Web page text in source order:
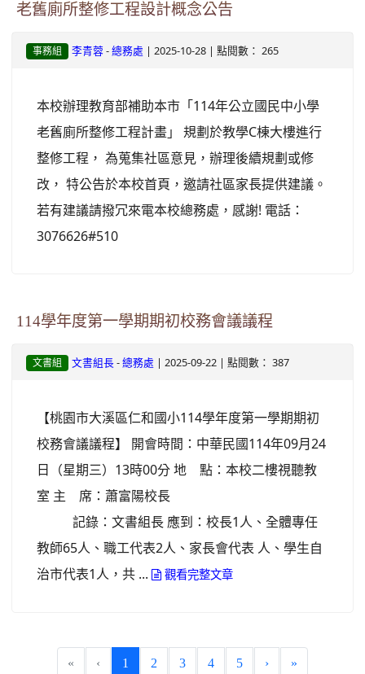
老舊廁所整修工程設計概念公告
事務組 李青蓉- 總務處 | 2025-10-28 | 點閱數： 265
本校辦理教育部補助本市「114年公立國民中小學
老舊廁所整修工程計畫」 規劃於教學C棟大樓進行
整修工程， 為蒐集社區意見，辦理後續規劃或修
改， 特公告於本校首頁，邀請社區家長提供建議。
若有建議請撥冗來電本校總務處，感謝! 電話：
3076626#510
114學年度第一學期期初校務會議議程
文書組 文書組長- 總務處 | 2025-09-22 | 點閱數： 387
【桃園市大溪區仁和國小114學年度第一學期期初
校務會議議程】 開會時間：中華民國114年09月24
日（星期三）13時00分 地 點：本校二樓視聽教
室 主 席：蕭富陽校長
記錄：文書組長 應到：校長1人、全體專任
教師65人、職工代表2人、家長會代表 人、學生自
治市代表1人，共 ...
觀看完整文章
« ‹ 1 (current)
2 3 4 5 › »